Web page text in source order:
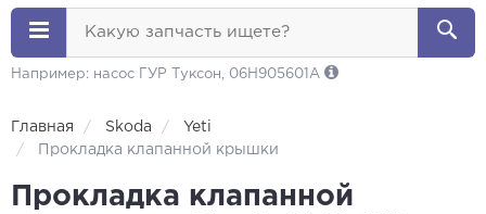
Какую запчасть ищете?
Например: насос ГУР Туксон, 06H905601A
Главная Skoda
Yeti
Прокладка клапанной крышки
Прокладка клапанной